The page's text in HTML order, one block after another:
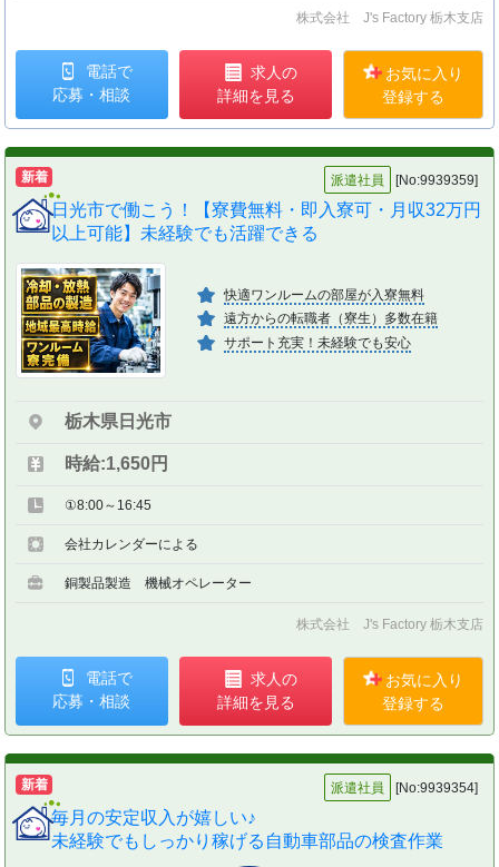
株式会社 J's Factory 栃木支店
電話で
応募・相談
求人の
詳細を見る
お気に入り
登録する
新着 派遣社員 [No:9939359]
日光市で働こう！【寮費無料・即入寮可・月収32万円
以上可能】未経験でも活躍できる
快適ワンルームの部屋が入寮無料
遠方からの転職者（寮生）多数在籍
サポート充実！未経験でも安心
栃木県日光市
時給:1,650円
①8:00～16:45
会社カレンダーによる
銅製品製造 機械オペレーター
株式会社 J's Factory 栃木支店
電話で
応募・相談
求人の
詳細を見る
お気に入り
登録する
新着 派遣社員 [No:9939354]
毎月の安定収入が嬉しい♪
未経験でもしっかり稼げる自動車部品の検査作業